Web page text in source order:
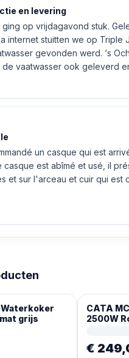
en levering
ging op vrijdagavond stuk.
internet stuitten we op Triple
werd. ‘s Ochtends even gebeld met de
vaatwasser ook geleverd
alleszins concurrente
nog te leveren. Het
geleverd en ver
un casque qui est
casque est abîmé et usé, il
et sur l'arceau et cuir qui est
Waterkoker
mat grijs
CATA
2500W
€